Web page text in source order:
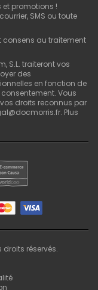
et promotions !
SMS ou toute
consens au traitement
S.L. traiteront vos
des
en fonction de
Vous
droits reconnus par
Plus
droits réservés.